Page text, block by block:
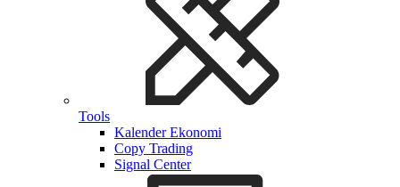
Tools
Kalender Ekonomi
Copy Trading
Signal Center